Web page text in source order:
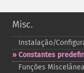
Misc.
Instalação/
Constantes
Funções